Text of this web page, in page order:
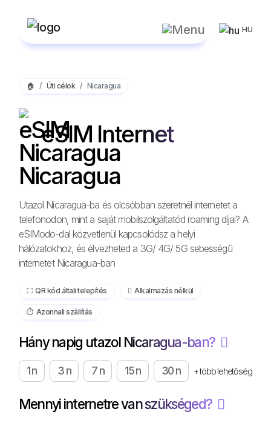
HU
🏠 Úti célok Nicaragua
eSIM Internet
Nicaragua
Utazol Nicaragua-ba és olcsóbban szeretnél internetet a
telefonodon, mint a saját mobilszolgáltatód roaming díjai? A
eSIModo-dal közvetlenül kapcsolódsz a helyi
hálózatokhoz, és élvezheted a 3G/ 4G/ 5G sebességű
internetet Nicaragua-ban
⛶️️ QR kód általi telepítés ️ Alkalmazás nélkül
⏱️️ Azonnali szállítás
Hány napig utazol Nicaragua-ban?
1 n 3 n 7 n 15 n 30 n + több lehetőség
Mennyi internetre van szükséged?